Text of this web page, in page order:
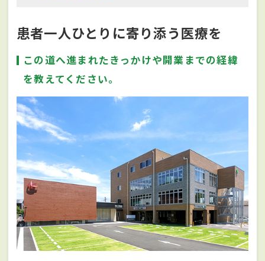
患者一人ひとりに寄り添う医療を
この道へ進まれたきっかけや開業までの経緯
を教えてください。